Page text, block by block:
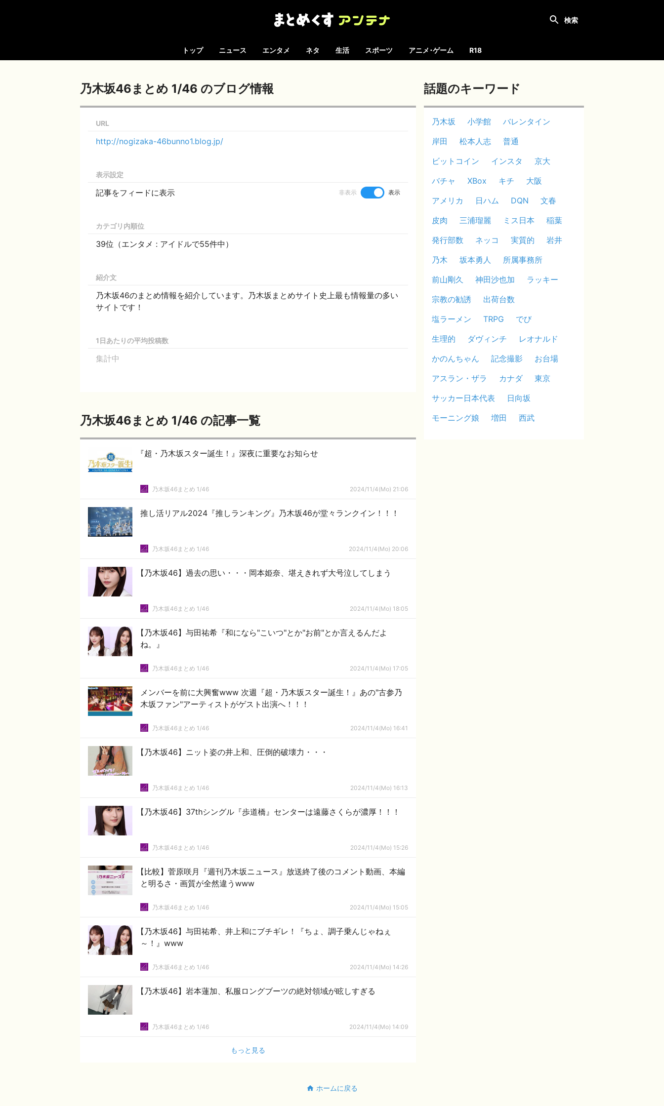
トップ ニュース エンタメ ネタ 生活 スポーツ アニメ･ゲーム R18
乃木坂46まとめ 1/46 のブログ情報
URL
http://nogizaka-46bunno1.blog.jp/
表示設定
記事をフィードに表示 非表示 表示
カテゴリ内順位
39位（エンタメ : アイドルで55件中）
紹介文
乃木坂46のまとめ情報を紹介しています。乃木坂まとめサイト史上最も情報量の多い
サイトです！
1日あたりの平均投稿数
集計中
乃木坂46まとめ 1/46 の記事一覧
『超・乃木坂スター誕生！』深夜に重要なお知らせ
乃木坂46まとめ 1/46 2024/11/4(Mo) 21:06
推し活リアル2024『推しランキング』乃木坂46が堂々ランクイン！！！
乃木坂46まとめ 1/46 2024/11/4(Mo) 20:06
【乃木坂46】過去の思い・・・岡本姫奈、堪えきれず大号泣してしまう
乃木坂46まとめ 1/46 2024/11/4(Mo) 18:05
【乃木坂46】与田祐希『和になら"こいつ"とか"お前"とか言えるんだよ
ね。』
乃木坂46まとめ 1/46 2024/11/4(Mo) 17:05
メンバーを前に大興奮www 次週『超・乃木坂スター誕生！』あの"古参乃
木坂ファン"アーティストがゲスト出演へ！！！
乃木坂46まとめ 1/46 2024/11/4(Mo) 16:41
【乃木坂46】ニット姿の井上和、圧倒的破壊力・・・
乃木坂46まとめ 1/46 2024/11/4(Mo) 16:13
【乃木坂46】37thシングル『歩道橋』センターは遠藤さくらが濃厚！！！
乃木坂46まとめ 1/46 2024/11/4(Mo) 15:26
【比較】菅原咲月『週刊乃木坂ニュース』放送終了後のコメント動画、本編
と明るさ・画質が全然違うwww
乃木坂46まとめ 1/46 2024/11/4(Mo) 15:05
【乃木坂46】与田祐希、井上和にブチギレ！『ちょ、調子乗んじゃねぇ
～！』www
乃木坂46まとめ 1/46 2024/11/4(Mo) 14:26
【乃木坂46】岩本蓮加、私服ロングブーツの絶対領域が眩しすぎる
乃木坂46まとめ 1/46 2024/11/4(Mo) 14:09
もっと見る
話題のキーワード
乃木坂 小学館
バレンタイン
岸田
松本人志
普通
ビットコイン
インスタ
京大
バチャ
XBox キチ
大阪
アメリカ
日ハム DQN
文春
皮肉
三浦瑠麗 ミス日本
稲葉
発行部数
ネッコ 実質的
岩井
乃木
坂本勇人
所属事務所
前山剛久
神田沙也加
ラッキー
宗教の勧誘
出荷台数
塩ラーメン
TRPG
でび
生理的
ダヴィンチ
レオナルド
かのんちゃん
記念撮影
お台場
アスラン・ザラ
カナダ
東京
サッカー日本代表
日向坂
モーニング娘
増田 西武
ホームに戻る